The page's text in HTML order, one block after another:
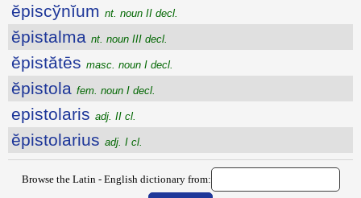
ĕpiscўnĭum nt. noun II decl.
ĕpistalma nt. noun III decl.
ĕpistătēs masc. noun I decl.
ĕpistola fem. noun I decl.
epistolaris adj. II cl.
ĕpistolarius adj. I cl.
Browse the Latin - English dictionary from: